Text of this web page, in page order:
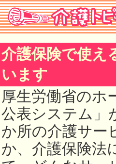
介護保険で使え
います
厚生労働省のホ
公表システム」
か所の介護サー
か、介護保険法